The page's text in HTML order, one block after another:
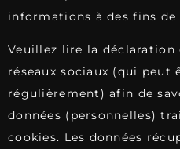
informations à des fins
Veuillez lire la
réseaux sociaux (qui peut
régulièrement) afin de
données (personnelles)
cookies. Les données